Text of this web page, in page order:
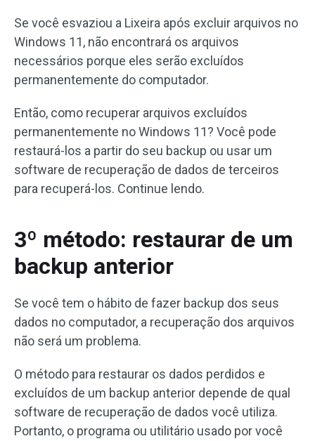
Se você esvaziou a Lixeira após excluir arquivos no
Windows 11, não encontrará os arquivos
necessários porque eles serão excluídos
permanentemente do computador.
Então, como recuperar arquivos excluídos
permanentemente no Windows 11? Você pode
restaurá-los a partir do seu backup ou usar um
software de recuperação de dados de terceiros
para recuperá-los. Continue lendo.
3º método: restaurar de um
backup anterior
Se você tem o hábito de fazer backup dos seus
dados no computador, a recuperação dos arquivos
não será um problema.
O método para restaurar os dados perdidos e
excluídos de um backup anterior depende de qual
software de recuperação de dados você utiliza.
Portanto, o programa ou utilitário usado por você